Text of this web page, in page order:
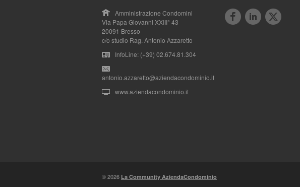
Amministrazione Condomini
Via Papa Giovanni XXIII° 43
20091 Bresso
c/o studio Rag. Antonio Azzaretto
InfoLine: (+39) 02.674.81.304
antonio.azzaretto@aziendacondominio.it
www.aziendacondominio.it
© 2026 La Community AziendaCondominio